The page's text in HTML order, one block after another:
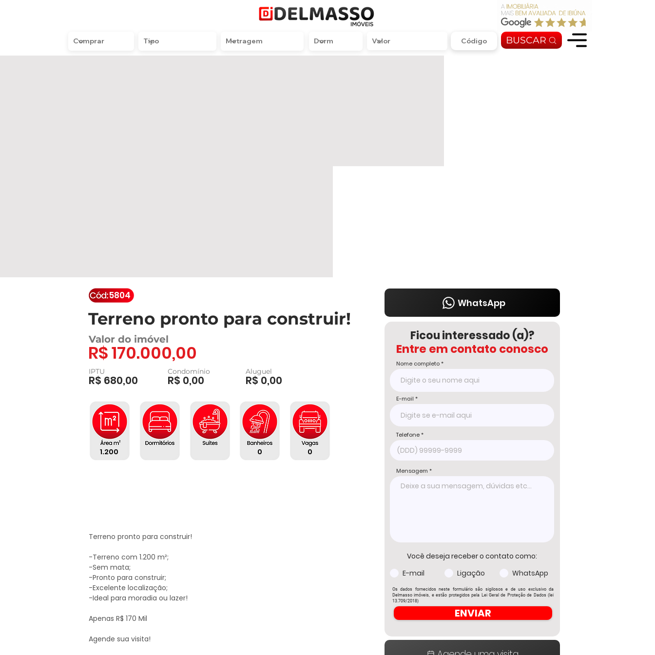
BUSCAR
5804
Terreno pronto para construir!
R$ 170.000,00
Valor do imóvel
R$ 680,00
IPTU
R$ 0,00
Condomínio
R$ 0,00
Aluguel
1.200 0
0
Terreno pronto para construir!
-Terreno com 1.200 m²;
-Sem mata;
-Pronto para construir;
-Excelente localização;
-Ideal para moradia ou lazer!
Apenas R$ 170 Mil
Agende sua visita!
Ficou interessado (a)?
Entre em contato conosco
Nome completo
E-mail
Telefone
Mensagem
Você deseja receber o contato como:
E-mail
Ligação WhatsApp
Os dados fornecidos neste formulário são sigilosos e de uso exclusivo da
Delmasso imóveis, e estão protegidos pela Lei Geral de Proteção de Dados (lei
13.709/2018)
ENVIAR
WhatsApp